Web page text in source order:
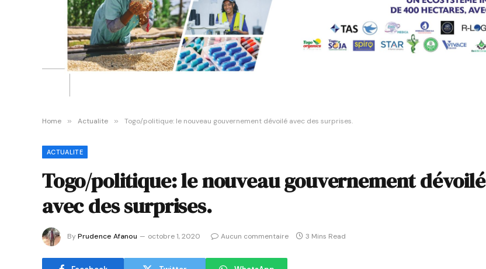
Home » Actualite » Togo/politique: le nouveau gouvernement dévoilé avec des surprises.
ACTUALITE
Togo/politique: le nouveau gouvernement dévoilé
avec des surprises.
ByPrudence Afanou octobre 1, 2020 Aucun commentaire 3 Mins Read